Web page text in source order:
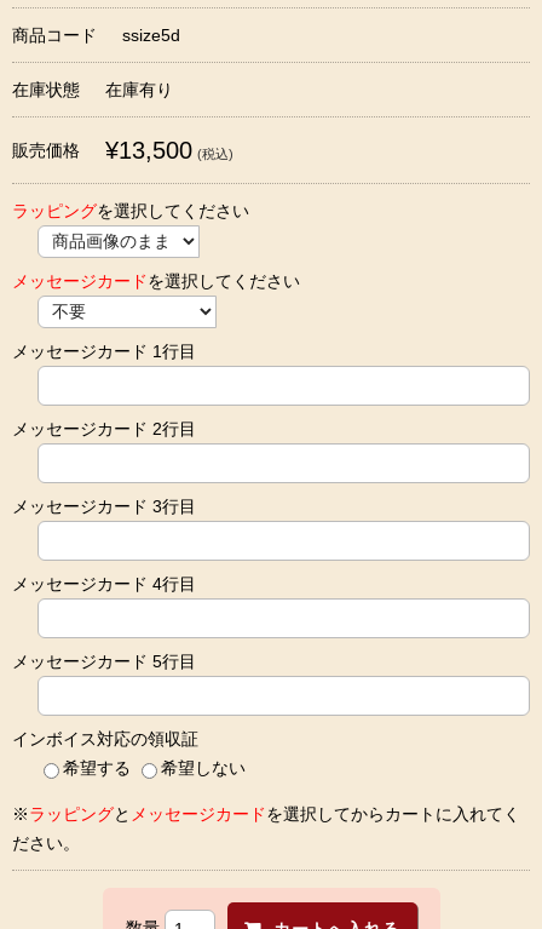
商品コード ssize5d
在庫状態 在庫有り
販売価格 ¥13,500 (税込)
ラッピングを選択してください
メッセージカードを選択してください
メッセージカード 1行目
メッセージカード 2行目
メッセージカード 3行目
メッセージカード 4行目
メッセージカード 5行目
インボイス対応の領収証
希望する
希望しない
※ラッピングと メッセージカードを選択してからカートに入れてく
ださい。